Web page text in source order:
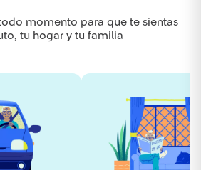
momento para que te sientas
tu hogar y tu familia